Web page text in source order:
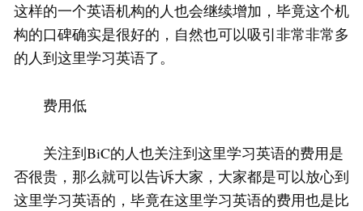
这样的一个英语机构的人也会继续增加，毕竟这个机
构的口碑确实是很好的，自然也可以吸引非常非常多
的人到这里学习英语了。
费用低
关注到BiC的人也关注到这里学习英语的费用是
否很贵，那么就可以告诉大家，大家都是可以放心到
这里学习英语的，毕竟在这里学习英语的费用也是比